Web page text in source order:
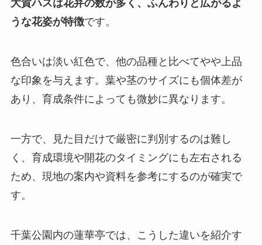
大賀ハスは花弁の数が多く、ふんわりと広がるよ
うな花姿が特徴です。
色合いは淡い紅色で、他の品種と比べてやや上品
な印象を与えます。葉や茎のサイズにも個体差が
あり、育成条件によっても微妙に異なります。
一方で、見た目だけで厳密に判別するのは難し
く、育成環境や開花のタイミングにも左右される
ため、現地の案内や資料を参考にするのが確実で
す。
千葉公園内の蓮華亭では、こうした違いを紹介す